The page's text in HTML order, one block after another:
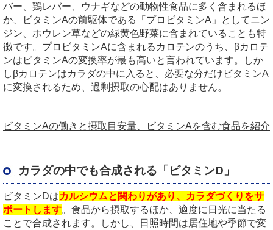
バー、鶏レバー、ウナギなどの動物性食品に多く含まれるほ
か、ビタミンAの前駆体である「プロビタミンA」としてニン
ジン、ホウレン草などの緑黄色野菜に含まれていることも特
徴です。プロビタミンAに含まれるカロテンのうち、βカロテ
ンはビタミンAの変換率が最も高いと言われています。しか
しβカロテンはカラダの中に入ると、必要な分だけビタミンA
に変換されるため、過剰摂取の心配はありません。
ビタミンAの働きと摂取目安量、ビタミンAを含む食品を紹介
カラダの中でも合成される「ビタミンD」
ビタミンDはカルシウムと関わりがあり、カラダづくりをサ
ポートします。食品から摂取するほか、適度に日光に当たる
ことで合成されます。しかし、日照時間は居住地や季節で変